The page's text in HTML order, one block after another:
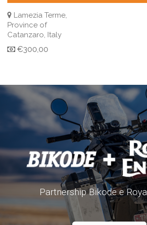
Lamezia Terme,
Province of
Catanzaro, Italy
€300,00
Partnership Bikode e